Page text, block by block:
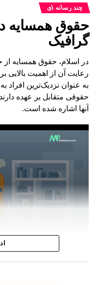
چند رسانه ای
حقوق همسایه
گرافیک
در اسلام، حقوق همسایه از
رعایت آن از اهمیت بالایی
به عنوان نزدیک‌ترین
حقوقی متقابل بر عهده
آنها اشاره شده است.
برخی از مهمترین حقوق